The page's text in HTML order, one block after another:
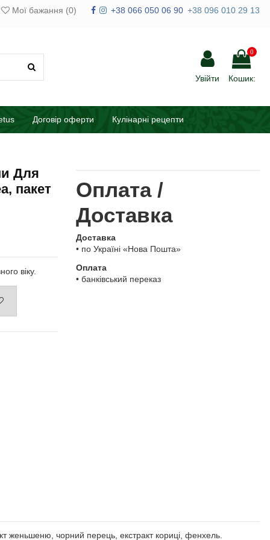
Мої бажання (0) +38 066 050 06 90 +38 096 010 29 13
Увійти
0
Кошик:
Договір оферти Кулінарні рецепти
Для
пакет
віку.
Оплата /
Доставка
Доставка
• по Україні «Нова Пошта»
Оплата
• банківський переказ
женьшеню, чорний перець, екстракт кориці, фенхель.